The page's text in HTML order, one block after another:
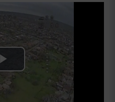
Play
Video